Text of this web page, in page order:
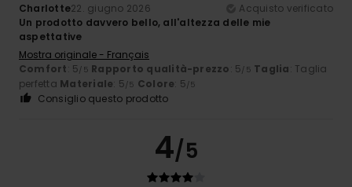
Charlotte22. giugno 2026
Acquisto verificato
Un prodotto davvero bello, all'altezza delle mie
aspettative
Mostra originale - Français
Comfort: 5 /5 Rapporto qualità-prezzo: 5 /5 Taglia: Taglia
perfetta Materiale: 5 /5 Colore: 5 /5
Consiglio questo prodotto
4/5